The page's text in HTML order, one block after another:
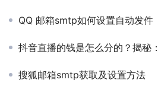
QQ 邮箱smtp如何设置自动发件
抖音直播的钱是怎么分的？揭秘：
搜狐邮箱smtp获取及设置方法